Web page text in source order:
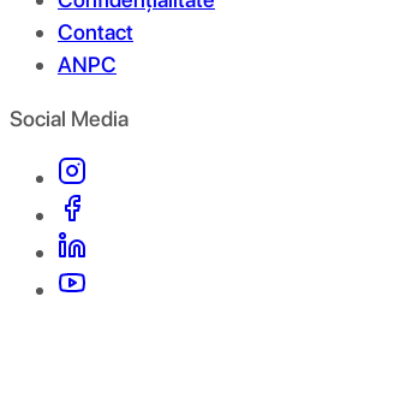
Contact
ANPC
Social Media